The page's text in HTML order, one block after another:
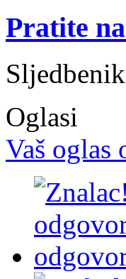
Pratite
Oglasi
Vaš oglas